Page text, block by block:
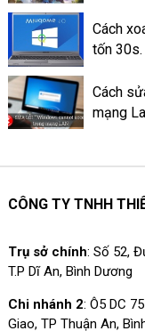
Cách
tốn 30s.
Cách
mạng
CÔNG TY TNHH
Trụ sở chính: Số 52,
T.P Dĩ An, Bình Dương
Chi nhánh 2: Ô5 DC
Giao, TP Thuận An,